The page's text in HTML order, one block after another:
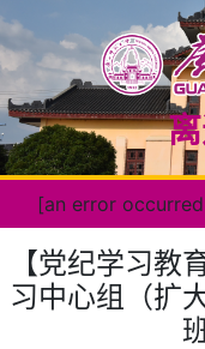
[an error
【党纪学习教
习中心组（扩